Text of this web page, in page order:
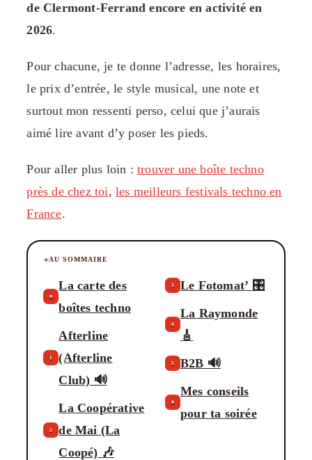
de Clermont-Ferrand encore en activité en
2026.
Pour chacune, je te donne l’adresse, les horaires,
le prix d’entrée, le style musical, une note et
surtout mon ressenti perso, celui que j’aurais
aimé lire avant d’y poser les pieds.
Pour aller plus loin :trouver une boîte techno
près de chez toi,les meilleurs festivals techno en
France.
AU SOMMAIRE
✦
La carte des
boîtes techno
1
Afterline
(Afterline
Club) 🔊
2
La Coopérative
de Mai (La
Coopé) 🎶
3 Le Fotomat’ 🎛️
4
La Raymonde
🎸
5 B2B 🔊
✦
Mes conseils
pour ta soirée